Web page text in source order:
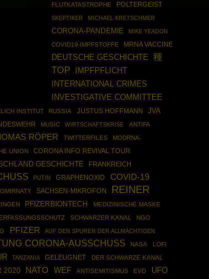
FLUTKATASTROPHE POLTERGEIST
SKEPTIKER MICHAEL KRETSCHMER
CORONA-PANDEMIE MIKE YEADON
COVID19-IMPFSTOFFE MRNA VACCINE
DEUTSCHE GESCHICHTE
種
TOP
IMPFPFLICHT
INTERNATIONAL CRIMES
INVESTIGATIVE COMMITTEE
INSTITUT RUSSIA JUSTUS HOFFMANN
JVA
MUSIC WIRTSCHAFTSKRISE
ANTIFA
RÖPER TWITTERFILES
MODRNA-
UNION
CORONA INFO REVIVAL TOUR
GESCHICHTE FRANKREICH
PUTIN GRAPHENOXID COVID-19
SACHSEN-MIKROFON
REINER
PFIZERBIONTECH
MEDIZINISCHE MASKE
SCHWARZER KANAL
NGO
PFIZER AUF DEN SPUREN DER ALLMÄCHTIGEN
CORONA-AUSSCHUSS NASA
LOFI
TANZANIA GELEUGNET DER SCHWARZE KANAL
2020 NATO WEF ANTISEMITISMUS EVD UFO